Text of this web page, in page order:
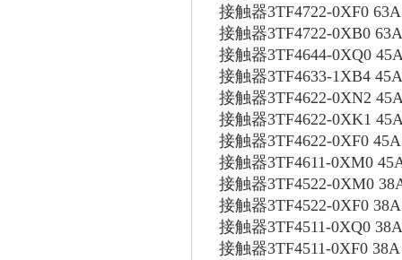
接触器3TF4722-0XF0
接触器3TF4722-0XB0
接触器3TF4644-0XQ0
接触器3TF4633-1XB4
接触器3TF4622-0XN2
接触器3TF4622-0XK1
接触器3TF4622-0XF0
接触器3TF4611-0XM0
接触器3TF4522-0XM0
接触器3TF4522-0XF0
接触器3TF4511-0XQ0
接触器3TF4511-0XF0